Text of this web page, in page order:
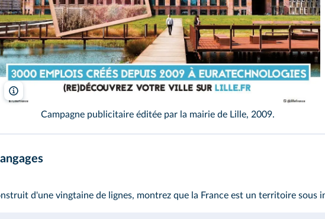
Mairie de Lille
Campagne publicitaire éditée par la mairie de Lille, 2009.
d'une vingtaine de lignes, montrez que la France est un territoire sous